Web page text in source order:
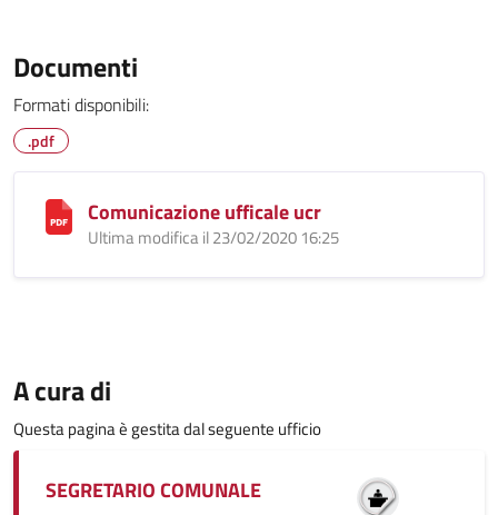
Documenti
Formati disponibili:
.pdf
Comunicazione ufficale ucr
Ultima modifica il 23/02/2020 16:25
A cura di
Questa pagina è gestita dal seguente ufficio
SEGRETARIO COMUNALE